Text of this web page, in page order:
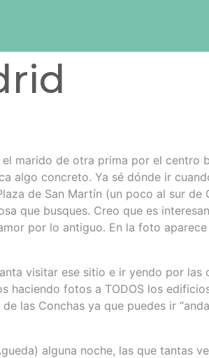
el marido de otra prima por el centro
algo concreto. Ya sé dónde ir
de San Martín (un poco al sur
que busques. Creo que es
por lo antiguo. En la foto
visitar ese sitio e ir yendo por las
haciendo fotos a TODOS los
las Conchas ya que puedes ir
alguna noche, las que tantas